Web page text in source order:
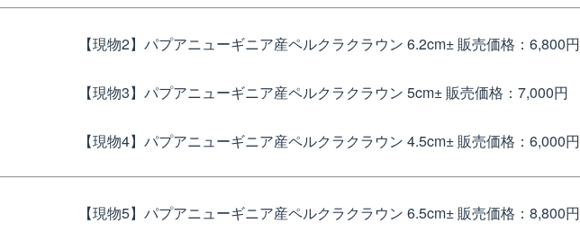
【現物2】パプアニューギニア産ペルクラクラウン 6.2cm± 販売価格：6,800円
【現物3】パプアニューギニア産ペルクラクラウン 5cm± 販売価格：7,000円
【現物4】パプアニューギニア産ペルクラクラウン 4.5cm± 販売価格：6,000円
【現物5】パプアニューギニア産ペルクラクラウン 6.5cm± 販売価格：8,800円